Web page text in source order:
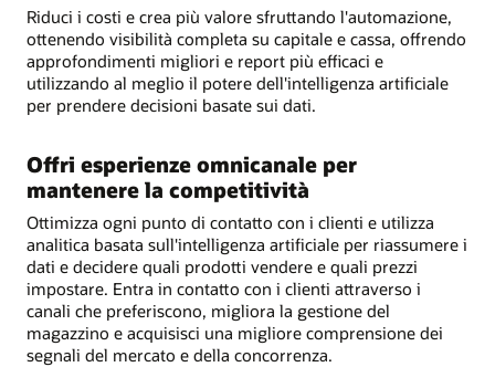
Riduci i costi e crea più valore sfruttando l'automazione,
ottenendo visibilità completa su capitale e cassa, offrendo
approfondimenti migliori e report più efficaci e
utilizzando al meglio il potere dell'intelligenza artificiale
per prendere decisioni basate sui dati.
Offri esperienze omnicanale per
mantenere la competitività
Ottimizza ogni punto di contatto con i clienti e utilizza
analitica basata sull'intelligenza artificiale per riassumere i
dati e decidere quali prodotti vendere e quali prezzi
impostare. Entra in contatto con i clienti attraverso i
canali che preferiscono, migliora la gestione del
magazzino e acquisisci una migliore comprensione dei
segnali del mercato e della concorrenza.